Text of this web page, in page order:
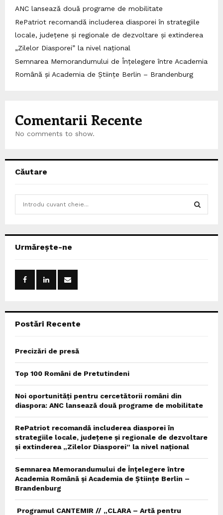
ANC lansează două programe de mobilitate
RePatriot recomandă includerea diasporei în strategiile
locale, județene și regionale de dezvoltare și extinderea
„Zilelor Diasporei” la nivel național
Semnarea Memorandumului de Înțelegere între Academia
Română și Academia de Științe Berlin – Brandenburg
Comentarii Recente
No comments to show.
Căutare
h
Urmărește-ne
Postări Recente
Precizări de presă
Top 100 Români de Pretutindeni
Noi oportunități pentru cercetătorii români din
diaspora: ANC lansează două programe de mobilitate
RePatriot recomandă includerea diasporei în
strategiile locale, județene și regionale de dezvoltare
și extinderea „Zilelor Diasporei” la nivel național
Semnarea Memorandumului de Înțelegere între
Academia Română și Academia de Științe Berlin –
Brandenburg
Programul CANTEMIR // „CLARA – Artă pentru